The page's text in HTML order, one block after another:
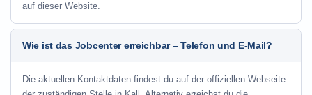
auf dieser Website.
Wie ist das Jobcenter erreichbar – Telefon und E-Mail?
Die aktuellen Kontaktdaten findest du auf der offiziellen Webseite